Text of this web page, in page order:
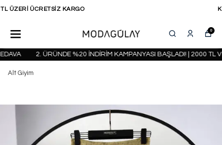
KAPIDA ÖDEME SEÇENEĞİ
0
2. ÜRÜNDE %20 İNDİRİM KAMPANYASI BAŞLADI! | 2000 TL VE
Alt Giyim